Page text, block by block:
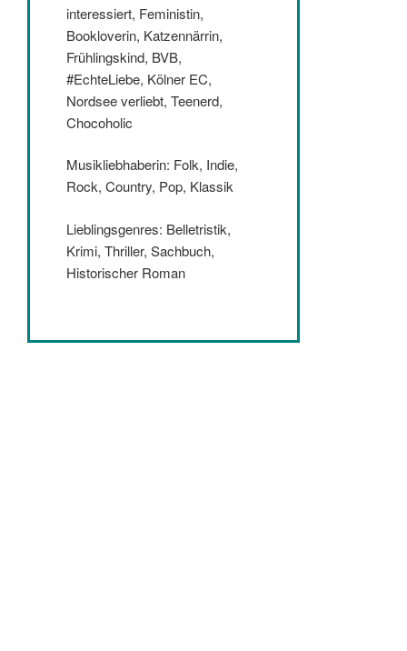
interessiert, Feministin,
Bookloverin, Katzennärrin,
Frühlingskind, BVB,
#EchteLiebe, Kölner EC,
Nordsee verliebt, Teenerd,
Chocoholic
Musikliebhaberin: Folk, Indie,
Rock, Country, Pop, Klassik
Lieblingsgenres: Belletristik,
Krimi, Thriller, Sachbuch,
Historischer Roman